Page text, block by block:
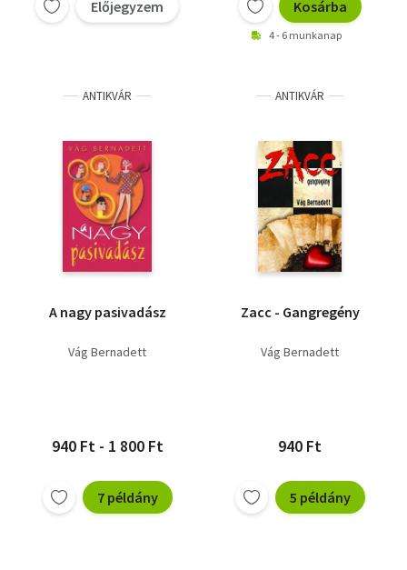
Előjegyzem Kosárba
4 - 6 munkanap
ANTIKVÁR
A nagy pasivadász
Vág Bernadett
940 Ft - 1 800 Ft
7 példány
ANTIKVÁR
Zacc - Gangregény
Vág Bernadett
940 Ft
5 példány